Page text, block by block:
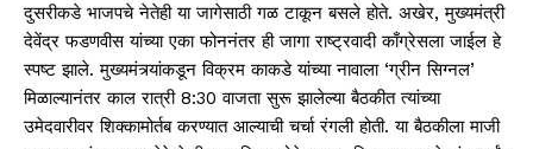
दुसरीकडे भाजपचे नेतेही या जागेसाठी गळ टाकून बसले होते. अखेर, मुख्यमंत्री
देवेंद्र फडणवीस यांच्या एका फोननंतर ही जागा राष्ट्रवादी काँग्रेसला जाईल हे
स्पष्ट झाले. मुख्यमंत्र्यांकडून विक्रम काकडे यांच्या नावाला ‘ग्रीन सिग्नल’
मिळाल्यानंतर काल रात्री 8:30 वाजता सुरू झालेल्या बैठकीत त्यांच्या
उमेदवारीवर शिक्कामोर्तब करण्यात आल्याची चर्चा रंगली होती. या बैठकीला माजी